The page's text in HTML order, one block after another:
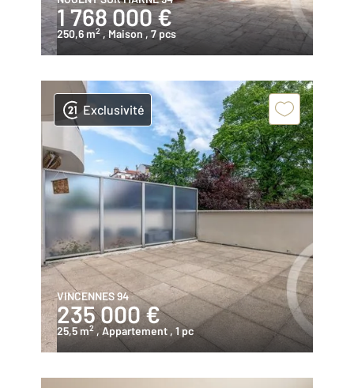
1 768 000 €
250,6 m2 , Maison, 7 pcs
Exclusivité
VINCENNES 94
235 000 €
25,5 m2 , Appartement , 1 pc